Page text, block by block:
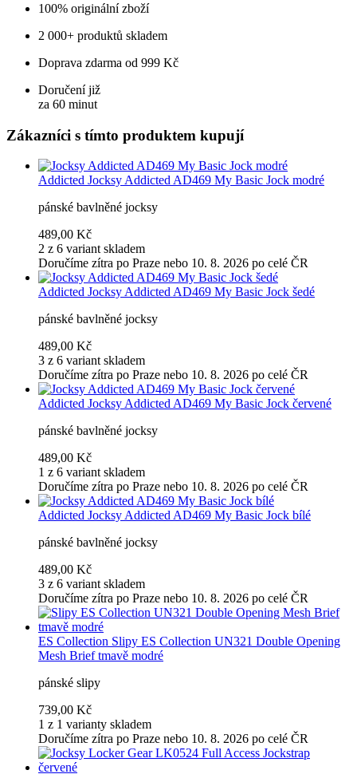
100% originální zboží
2 000+ produktů skladem
Doprava zdarma od 999 Kč
Doručení již
za 60 minut
Zákazníci s tímto produktem kupují
Addicted Jocksy Addicted AD469 My Basic Jock modré
pánské bavlněné jocksy
489,00 Kč
2 z 6 variant skladem
Doručíme zítra po Praze nebo 10. 8. 2026 po celé ČR
Addicted Jocksy Addicted AD469 My Basic Jock šedé
pánské bavlněné jocksy
489,00 Kč
3 z 6 variant skladem
Doručíme zítra po Praze nebo 10. 8. 2026 po celé ČR
Addicted Jocksy Addicted AD469 My Basic Jock červené
pánské bavlněné jocksy
489,00 Kč
1 z 6 variant skladem
Doručíme zítra po Praze nebo 10. 8. 2026 po celé ČR
Addicted Jocksy Addicted AD469 My Basic Jock bílé
pánské bavlněné jocksy
489,00 Kč
3 z 6 variant skladem
Doručíme zítra po Praze nebo 10. 8. 2026 po celé ČR
ES Collection Slipy ES Collection UN321 Double Opening
Mesh Brief tmavě modré
pánské slipy
739,00 Kč
1 z 1 varianty skladem
Doručíme zítra po Praze nebo 10. 8. 2026 po celé ČR